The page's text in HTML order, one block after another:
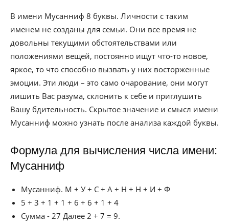
В имени Мусанниф 8 буквы. Личности с таким
именем не созданы для семьи. Они все время не
довольны текущими обстоятельствами или
положениями вещей, постоянно ищут что-то новое,
яркое, то что способно вызвать у них восторженные
эмоции. Эти люди – это само очарование, они могут
лишить Вас разума, склонить к себе и приглушить
Вашу бдительность. Скрытое значение и смысл имени
Мусанниф можно узнать после анализа каждой буквы.
Формула для вычисления числа имени:
Мусанниф
Мусанниф. М + У + С + А + Н + Н + И + Ф
5 + 3 + 1 + 1 + 6 + 6 + 1 + 4
Сумма - 27 Далее 2 + 7 = 9.